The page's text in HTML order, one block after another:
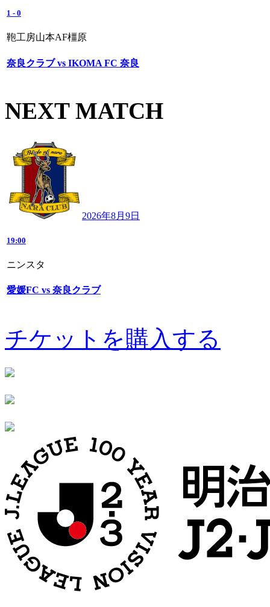
1 - 0
鞄工房山本AF橿原
奈良クラブ vs IKOMA FC 奈良
NEXT MATCH
2026年8月9日
19:00
ニンスタ
愛媛FC vs 奈良クラブ
チケットを購入する